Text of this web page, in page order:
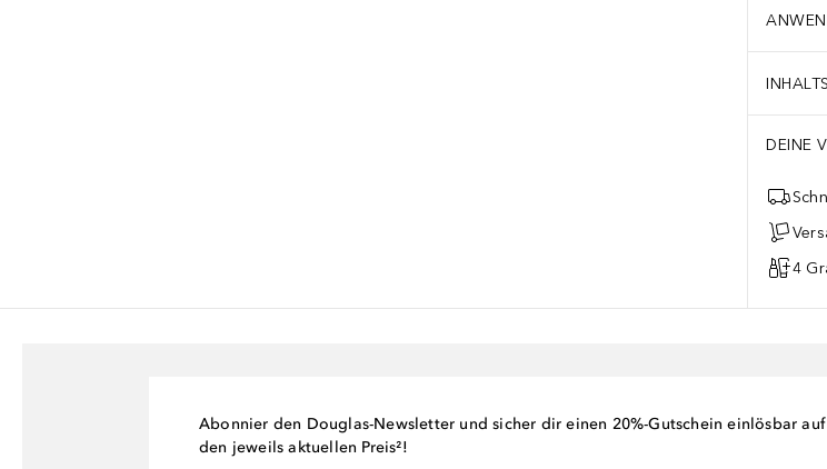
DEINE
4
Abonnier den Douglas-Newsletter und sicher dir einen 20%-Gutschein einlösbar auf
den jeweils aktuellen Preis²!